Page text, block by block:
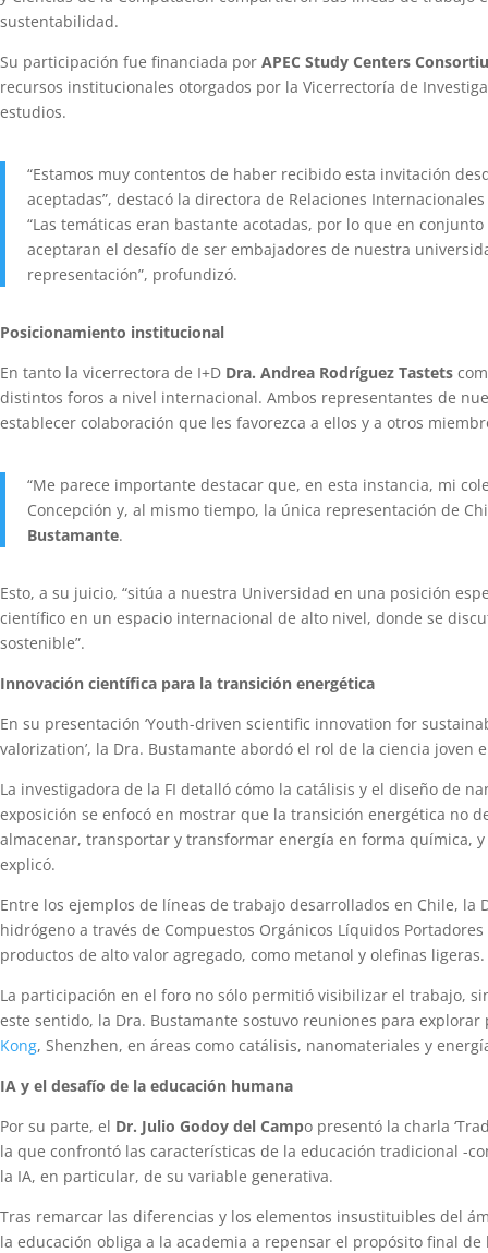
sustentabilidad.
Su participación fue financiada por APEC Study Centers
recursos institucionales otorgados por la Vicerrectoría de
estudios.
“Estamos muy contentos de haber recibido esta invitación
aceptadas”, destacó la directora de Relaciones Internacionales
“Las temáticas eran bastante acotadas, por lo que en
aceptaran el desafío de ser embajadores de nuestra
representación”, profundizó.
Posicionamiento institucional
En tanto la vicerrectora de I+D Dra. Andrea Rodríguez Tastets
distintos foros a nivel internacional. Ambos representantes de
establecer colaboración que les favorezca a ellos y a otros
“Me parece importante destacar que, en esta instancia, mi
Concepción y, al mismo tiempo, la única representación de
Bustamante.
Esto, a su juicio, “sitúa a nuestra Universidad en una posición
científico en un espacio internacional de alto nivel, donde se
sostenible”.
Innovación científica para la transición energética
En su presentación ‘Youth-driven scientific innovation for
valorization’, la Dra. Bustamante abordó el rol de la ciencia
La investigadora de la FI detalló cómo la catálisis y el diseño de
exposición se enfocó en mostrar que la transición energética no
almacenar, transportar y transformar energía en forma química,
explicó.
Entre los ejemplos de líneas de trabajo desarrollados en Chile,
hidrógeno a través de Compuestos Orgánicos Líquidos
productos de alto valor agregado, como metanol y olefinas ligeras.
La participación en el foro no sólo permitió visibilizar el trabajo,
este sentido, la Dra. Bustamante sostuvo reuniones para
Kong, Shenzhen, en áreas como catálisis, nanomateriales y
IA y el desafío de la educación humana
Por su parte, el Dr. Julio Godoy del Campo presentó la charla
la que confrontó las características de la educación tradicional -
la IA, en particular, de su variable generativa.
Tras remarcar las diferencias y los elementos insustituibles del
la educación obliga a la academia a repensar el propósito final